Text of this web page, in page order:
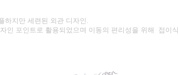
지만 세련된 외관 디자인.
포인트로 활용되었으며 이동의 편리성을 위해 접이